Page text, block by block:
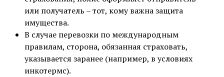
или получатель – тот, кому важна защита
имущества.
В случае перевозки по международным
правилам, сторона, обязанная страховать,
указывается заранее (например, в условиях
инкотермс).